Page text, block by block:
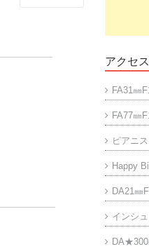
アクセ
FA31㎜
FA77㎜
ピアニ
Happy
DA21㎜
インシ
DA★300